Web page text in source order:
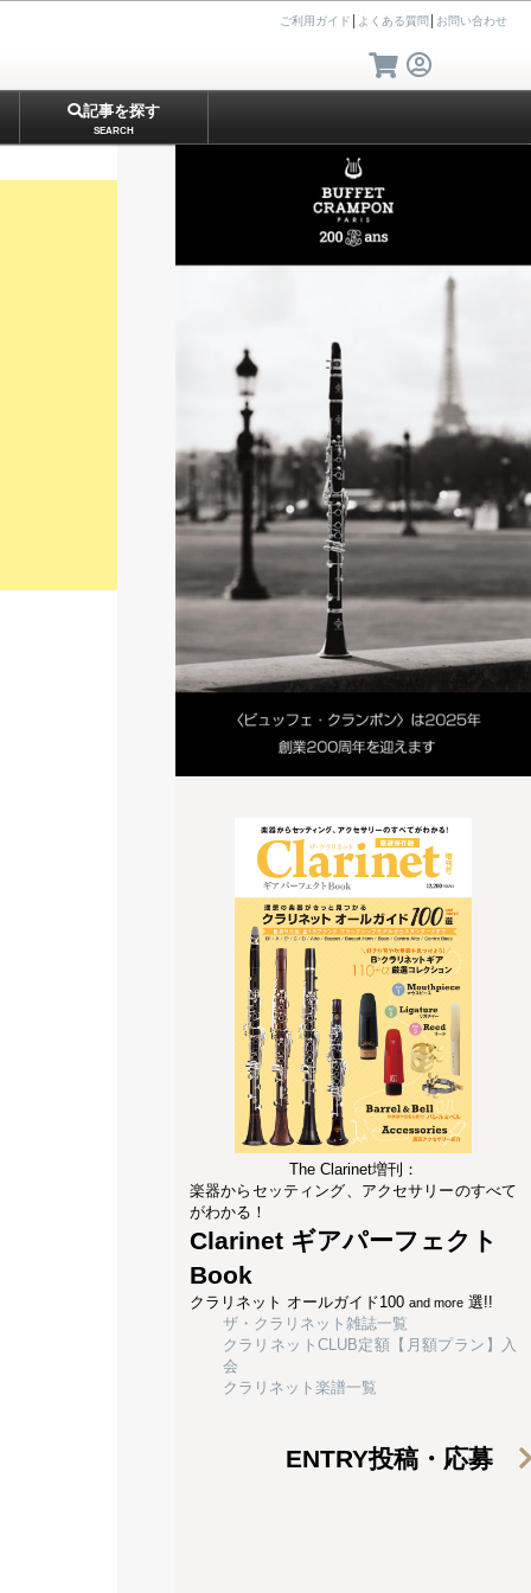
ご利用ガイド よくある質問 お問い合わせ
記事を探す
SEARCH
The Clarinet増刊：
楽器からセッティング、アクセサリーのすべて
がわかる！
Clarinet ギアパーフェクト
Book
クラリネット オールガイド100 and more 選!!
ザ・クラリネット雑誌一覧
クラリネットCLUB定額【月額プラン】入
会
クラリネット楽譜一覧
ENTRY投稿・応募